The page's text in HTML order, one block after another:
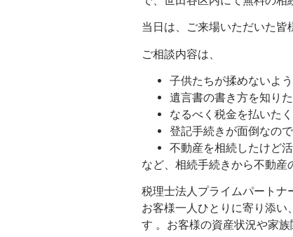
当日は、ご来場いただいた皆
ご相談内容は、
子供たちが揉めないよ
遺言書の書き方を知り
なるべく税金を払いた
登記手続きが面倒なの
不動産を相続したけど
など、相続手続きから不動産
税理士法人プライムパートナ
お客様一人ひとりに寄り添い
す 。お客様の資産状況や家